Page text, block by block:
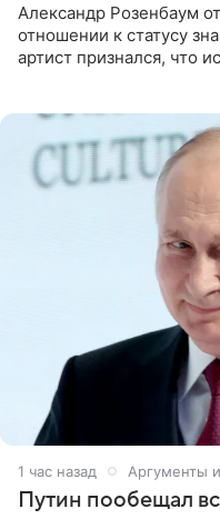
Александр Розенбаум
отношении к статусу
артист признался, что
1 час назад Аргументы
Путин пообещал